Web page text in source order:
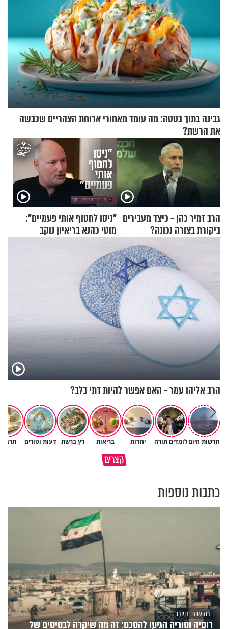
גבינה בתוך בטטה: מה עומד מאחורי ארוחת הצהריים שכבשה
את הרשת?
הרב זמיר כהן - כיצד מעבירים
ביקורת בצורה נכונה?
"ניסו לחטוף אותי פעמיים":
מוטי כהנא בריאיון נוקב
הרב אליהו עמר - האם אפשר להיות דתי בלב?
חדשות היוםלומדים תורה יהדות בריאות רץ ברשת דעות וטורים
קצרים
איך אפשר לקרב את אשתי לחיי
ערכות שמירה לחיילי צה״ל עם
כתבות נוספות
חדשות היום
רוסיה וסוריה הגיעו להסכם: זה מה שיקרה לבסיסים של